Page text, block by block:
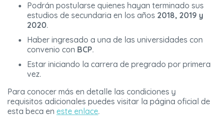
Podrán postularse quienes hayan terminado sus
estudios de secundaria en los años 2018, 2019 y
2020.
Haber ingresado a una de las universidades con
convenio con BCP.
Estar iniciando la carrera de pregrado por primera
vez.
Para conocer más en detalle las condiciones y
requisitos adicionales puedes visitar la página oficial de
esta beca en este enlace.